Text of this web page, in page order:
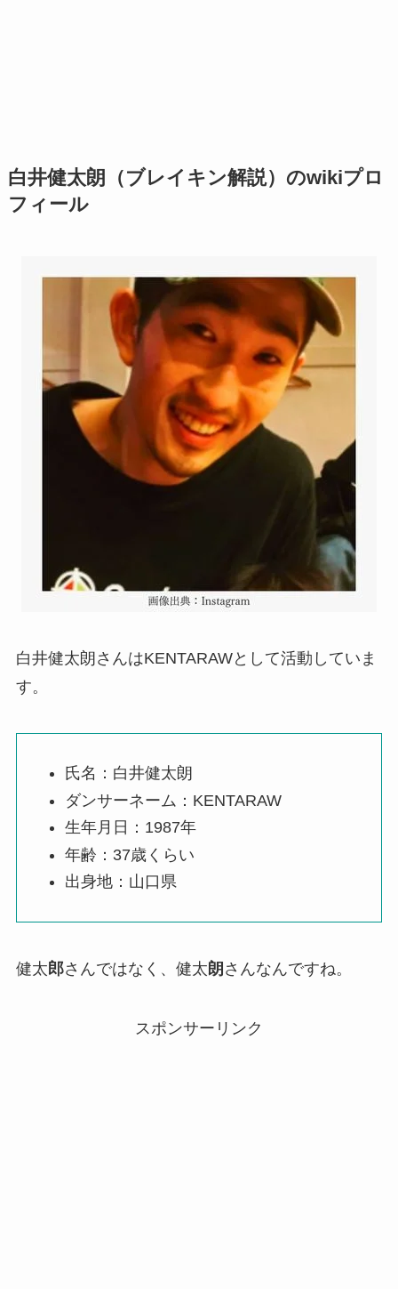
白井健太朗（ブレイキン解説）のwikiプロ
フィール
白井健太朗さんはKENTARAWとして活動していま
す。
氏名：白井健太朗
ダンサーネーム：KENTARAW
生年月日：1987年
年齢：37歳くらい
出身地：山口県
健太 郎さんではなく、健太朗 さんなんですね。
スポンサーリンク